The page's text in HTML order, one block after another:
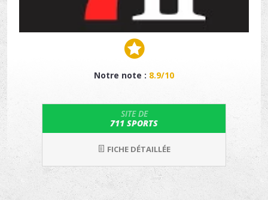
Notre note : 8.9/10
SITE DE
711 SPORTS
FICHE DÉTAILLÉE